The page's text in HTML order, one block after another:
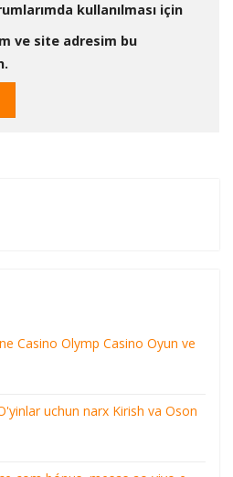
kullanılması için
ve site adresim bu
Casino Olymp Casino Oyun ve
uchun narx Kirish va Oson